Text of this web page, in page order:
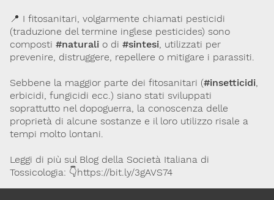
📍 I fitosanitari, volgarmente chiamati pesticidi
(traduzione del termine inglese pesticides) sono
composti #naturali o di #sintesi, utilizzati per
prevenire, distruggere, repellere o mitigare i parassiti.
Sebbene la maggior parte dei fitosanitari (#insetticidi,
erbicidi, fungicidi ecc.) siano stati sviluppati
soprattutto nel dopoguerra, la conoscenza delle
proprietà di alcune sostanze e il loro utilizzo risale a
tempi molto lontani.
Leggi di più sul Blog della Società Italiana di
Tossicologia: 👇https://bit.ly/3gAVS74
Via Giovanni Pascoli, 3
20129, Milano
P.I. 06792491000
Codice SDI: M5UXCR1
T. 02-29520311
M.Segreteria@sitox.org
Link utili